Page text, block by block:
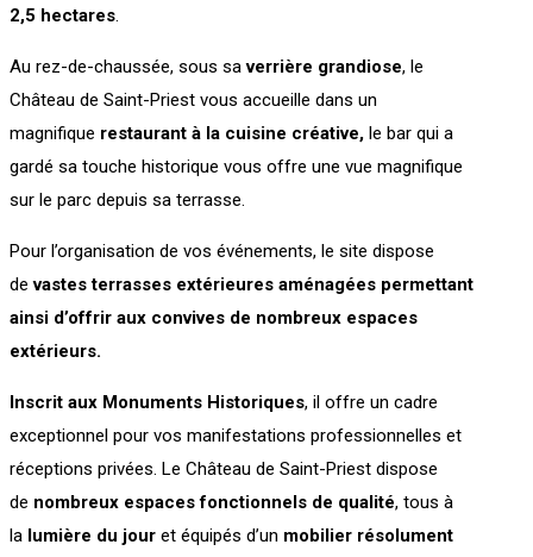
2,5 hectares.
Au rez-de-chaussée, sous saverrière grandiose, le
Château de Saint-Priest vous accueille dans un
magnifique restaurant à la cuisine créative, le bar qui a
gardé sa touche historique vous offre une vue magnifique
sur le parc depuis sa terrasse.
Pour l’organisation de vos événements, le site dispose
de vastes terrasses extérieures aménagées permettant
ainsi d’offrir aux convives de nombreux espaces
extérieurs.
Inscrit aux Monuments Historiques, il offre un cadre
exceptionnel pour vos manifestations professionnelles et
réceptions privées. Le Château de Saint-Priest dispose
de nombreux espaces fonctionnels de qualité, tous à
la lumière du jour et équipés d’un mobilier résolument